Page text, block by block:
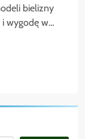
bielizny
i wygodę w…